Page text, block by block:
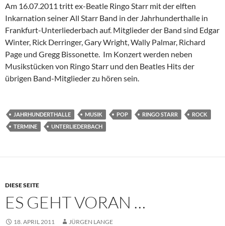
Am 16.07.2011 tritt ex-Beatle Ringo Starr mit der elften
Inkarnation seiner All Starr Band in der Jahrhunderthalle in
Frankfurt-Unterliederbach auf. Mitglieder der Band sind Edgar
Winter, Rick Derringer, Gary Wright, Wally Palmar, Richard
Page und Gregg Bissonette. Im Konzert werden neben
Musikstücken von Ringo Starr und den Beatles Hits der
übrigen Band-Mitglieder zu hören sein.
JAHRHUNDERTHALLE MUSIK POP RINGO STARR
ROCK
TERMINE
UNTERLIEDERBACH
DIESE SEITE
ES GEHT VORAN …
18. APRIL 2011 JÜRGEN LANGE